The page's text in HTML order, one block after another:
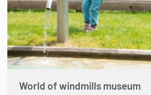
World of windmills museum